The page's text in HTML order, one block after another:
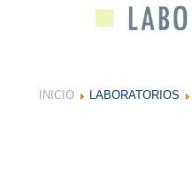
INICIO LABORATORIOS